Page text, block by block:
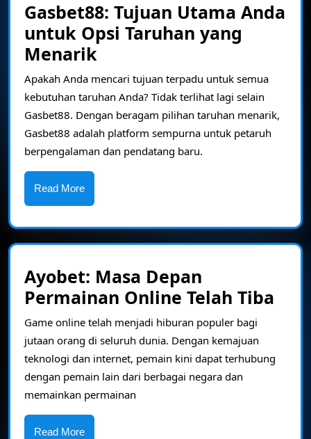
Gasbet88: Tujuan Utama Anda
untuk Opsi Taruhan yang
Menarik
Tujuan
Utama
Anda
untuk
Opsi
Apakah Anda mencari tujuan terpadu untuk semua
kebutuhan taruhan Anda? Tidak terlihat lagi selain
Gasbet88. Dengan beragam pilihan taruhan menarik,
Gasbet88 adalah platform sempurna untuk petaruh
berpengalaman dan pendatang baru.
Read MoreRead
More
Ayobet: Masa Depan
Permainan Online Telah Tiba
Game online telah menjadi hiburan populer bagi
jutaan orang di seluruh dunia. Dengan kemajuan
teknologi dan internet, pemain kini dapat terhubung
dengan pemain lain dari berbagai negara dan
memainkan permainan
Read MoreRead